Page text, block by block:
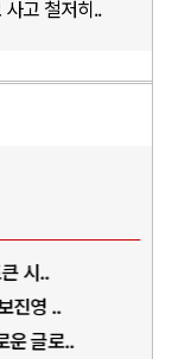
고 철저히..
상화: 우크라이나, 대리
이나 드론 협력 직후,
라 군사지원 2027년까